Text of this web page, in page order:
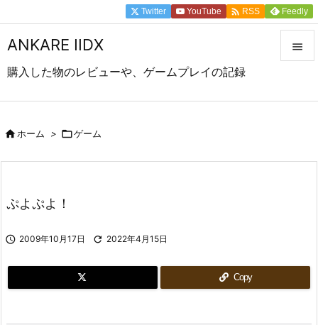
ANKARE IIDX
購入した物のレビューや、ゲームプレイの記録

Twitter YouTube  RSS Feedly
ホーム > ゲーム
ぷよぷよ！
 2009年10月17日  2022年4月15日
Copy